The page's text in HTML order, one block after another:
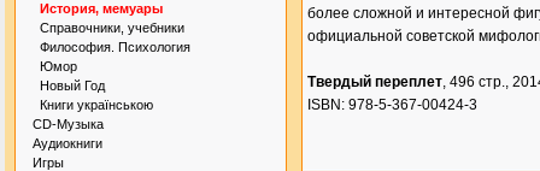
История, мемуары
Справочники, учебники
Философия. Психология
Юмор
Новый Год
Книги українською
CD-Музыка
Аудиокниги
Игры
более сложной и интересной
официальной советской
Твердый переплет, 496 стр.,
ISBN: 978-5-367-00424-3